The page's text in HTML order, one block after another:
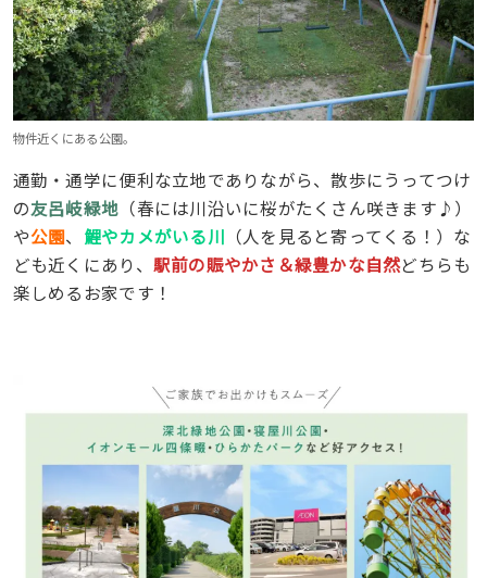
物件近くにある公園。
通勤・通学に便利な立地でありながら、散歩にうってつけ
の友呂岐緑地 （春には川沿いに桜がたくさん咲きます♪）
や公園、 鯉やカメがいる川 （人を見ると寄ってくる！）な
ども近くにあり、 駅前の賑やかさ＆緑豊かな自然どちらも
楽しめるお家です！